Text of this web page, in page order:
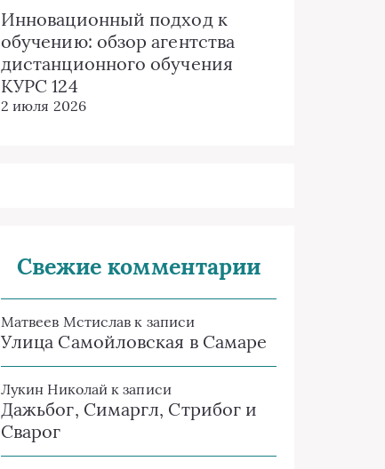
Инновационный подход к
обучению: обзор агентства
дистанционного обучения
КУРС 124
2 июля 2026
Свежие комментарии
Матвеев Мстислав к записи
Улица Самойловская в Самаре
Лукин Николай к записи
Дажьбог, Симаргл, Стрибог и
Сварог